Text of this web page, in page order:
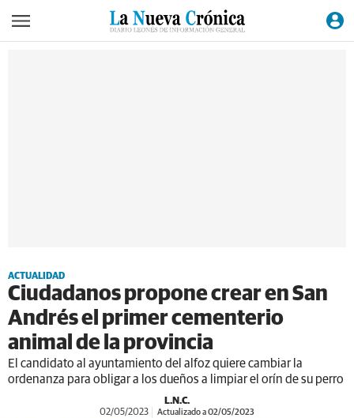
ACTUALIDAD
Ciudadanos propone crear en San
Andrés el primer cementerio
animal de la provincia
El candidato al ayuntamiento del alfoz quiere cambiar la
ordenanza para obligar a los dueños a limpiar el orín de su perro
L.N.C.
02/05/2023 Actualizado a 02/05/2023